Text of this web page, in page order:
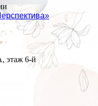
этаж 6-й